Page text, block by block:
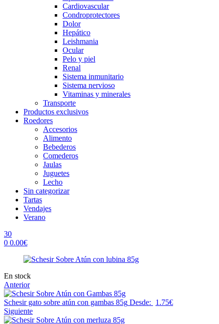
Cardiovascular
Condroprotectores
Dolor
Hepático
Leishmania
Ocular
Pelo y piel
Renal
Sistema inmunitario
Sistema nervioso
Vitaminas y minerales
Transporte
Productos exclusivos
Roedores
Accesorios
Alimento
Bebederos
Comederos
Jaulas
Juguetes
Lecho
Sin categorizar
Tartas
Vendajes
Verano
30
0 0.00€
Availability:
En stock
Anterior
Schesir gato sobre atún con gambas 85g Desde: 1.75€
Siguiente